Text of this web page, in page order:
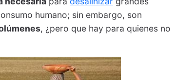
humano; sin embargo, son
, ¿pero que hay para quienes no